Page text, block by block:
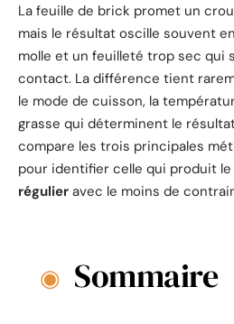
La feuille de brick promet un
mais le résultat oscille souvent
molle et un feuilleté trop sec qui
contact. La différence tient
le mode de cuisson, la
grasse qui déterminent le
compare les trois principales
pour identifier celle qui produit le
régulier avec le moins de
Sommaire